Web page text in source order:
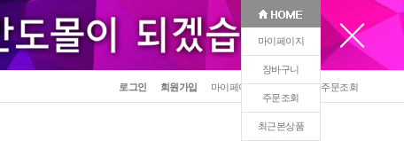
마이페이지
장바구니
주문조회
최근본상품
로그인 회원가입 마이페이지 장바구니 주문조회